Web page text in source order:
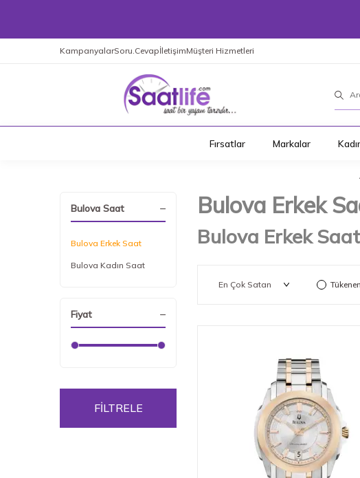
KampanyalarSoru.CevapİletişimMüşteri Hizmetleri
Fırsatlar Markalar
Bulova Saat
Bulova Erkek Saat
Bulova Kadın Saat
Fiyat
FİLTRELE
Bulova Erkek
Bulova Erkek